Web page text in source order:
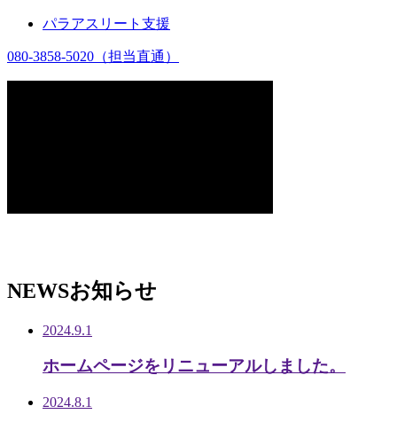
パラアスリート支援
080-3858-5020 （担当直通）
NEWSお知らせ
2024.9.1
ホームページをリニューアルしました。
2024.8.1